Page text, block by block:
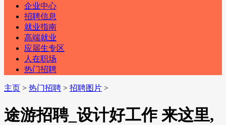
企业中心
招聘信息
就业指南
高端就业
应届生专区
人在职场
热门招聘
主页 > 热门招聘 > 招聘图片 >
途游招聘_设计好工作 来这里,